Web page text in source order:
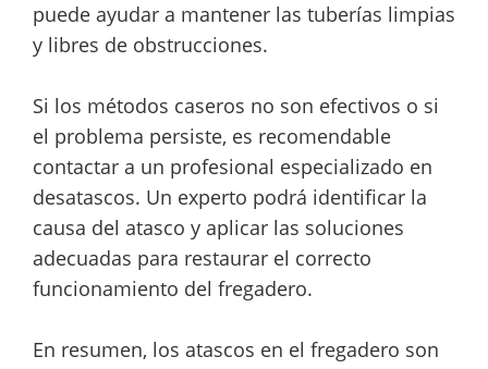
puede ayudar a mantener las tuberías limpias
y libres de obstrucciones.
Si los métodos caseros no son efectivos o si
el problema persiste, es recomendable
contactar a un profesional especializado en
desatascos. Un experto podrá identificar la
causa del atasco y aplicar las soluciones
adecuadas para restaurar el correcto
funcionamiento del fregadero.
En resumen, los atascos en el fregadero son